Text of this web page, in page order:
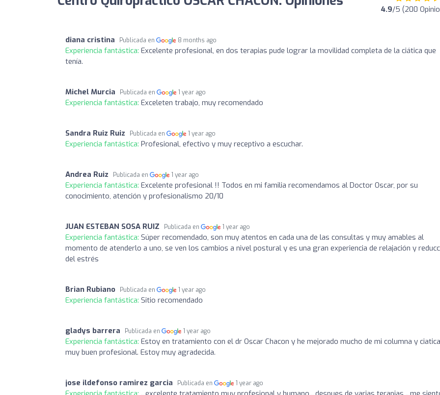
4.9/5 (200
diana cristina Publicada en 8 months ago
Experiencia fantástica: Excelente profesional, en dos terapias pude lograr la movilidad completa de la ciática que
tenía.
Michel Murcia Publicada en 1 year ago
Experiencia fantástica: Exceleten trabajo, muy recomendado
Sandra Ruiz Ruiz Publicada en 1 year ago
Experiencia fantástica: Profesional, efectivo y muy receptivo a escuchar.
Andrea Ruiz Publicada en 1 year ago
Experiencia fantástica: Excelente profesional !! Todos en mi familia recomendamos al Doctor Oscar, por su
conocimiento, atención y profesionalismo 20/10
JUAN ESTEBAN SOSA RUIZ Publicada en 1 year ago
Experiencia fantástica: Súper recomendado, son muy atentos en cada una de las consultas y muy amables al
momento de atenderlo a uno, se ven los cambios a nivel postural y es una gran experiencia de relajación y
del estrés
Brian Rubiano Publicada en 1 year ago
Experiencia fantástica: Sitio recomendado
gladys barrera Publicada en 1 year ago
Experiencia fantástica: Estoy en tratamiento con el dr Oscar Chacon y he mejorado mucho de mi columna y
muy buen profesional. Estoy muy agradecida.
jose ildefonso ramirez garcia Publicada en 1 year ago